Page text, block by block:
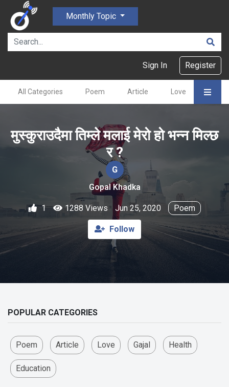
Monthly Topic
Sign In Register
All Categories Poem Article Love Gajal
मुस्कुराउदैमा तिम्ले मलाई मेरो हो भन्न मिल्छ
र ?
G
Gopal Khadka
1 1288 Views Jun 25, 2020 Poem
Follow
POPULAR CATEGORIES
Poem Article Love Gajal Health
Education